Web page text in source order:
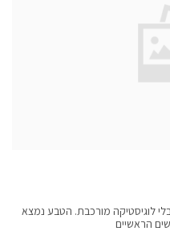
לוגיסטיקה מורכבת. הטבע נמצא
הראשיים